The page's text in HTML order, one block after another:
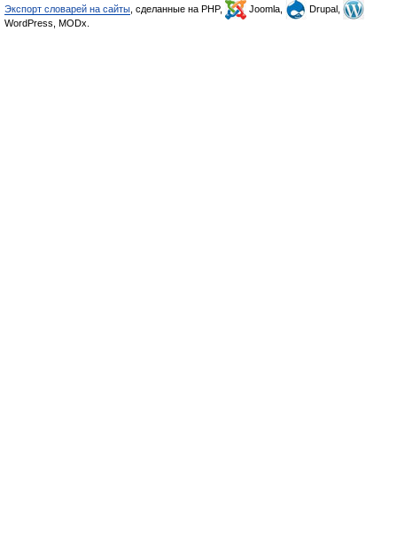
Экспорт словарей на сайты , сделанные на PHP, Joomla,
Drupal,
WordPress, MODx.